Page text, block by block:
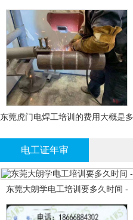
东莞虎门电焊工培训的费用大概是多
电工证年审
东莞大朗学电工培训要多久时间 -